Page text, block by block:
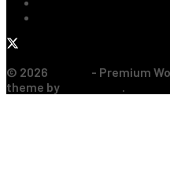
© 2026
- Premium
theme by
.